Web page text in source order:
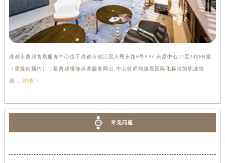
成都市萧邦售后服务中心位于成都市锦江区人民东路6号SAC东原中心24层2406B室
（需提前预约），是萧邦维修保养服务网点,中心技师均接受国际化标准的职业培
训.... 详情 >
常见问题